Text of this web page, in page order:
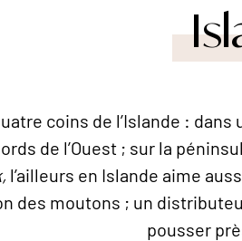
coins de l’Islande :
de l’Ouest ; sur la
l’ailleurs en Islande aime
des moutons ; un
pousser